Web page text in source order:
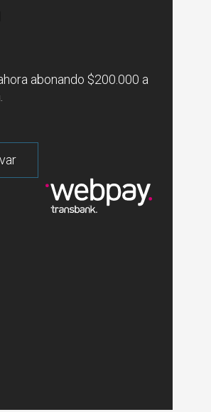
abonando $200.000 a